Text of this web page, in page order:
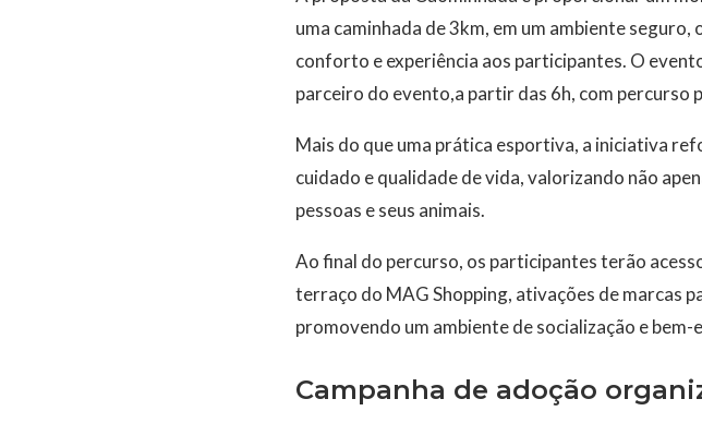
uma caminhada de 3km, em um ambiente
conforto e experiência aos participantes. O
parceiro do evento,a partir das 6h, com percurso
Mais do que uma prática esportiva, a iniciativa
cuidado e qualidade de vida, valorizando não
pessoas e seus animais.
Ao final do percurso, os participantes terão
terraço do MAG Shopping, ativações de marcas
promovendo um ambiente de socialização e bem-
Campanha de adoção